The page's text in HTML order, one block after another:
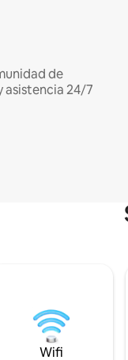
de
asistencia 24/7
Wifi